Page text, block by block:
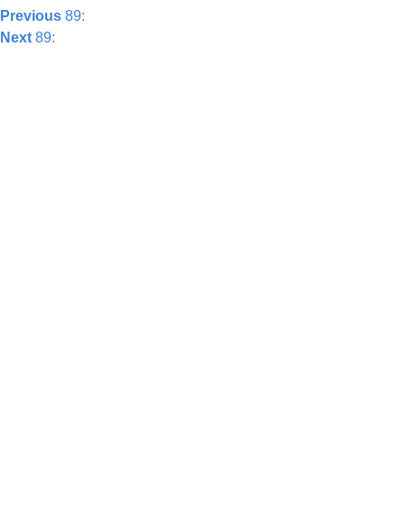
Previous 89:
Next 89: